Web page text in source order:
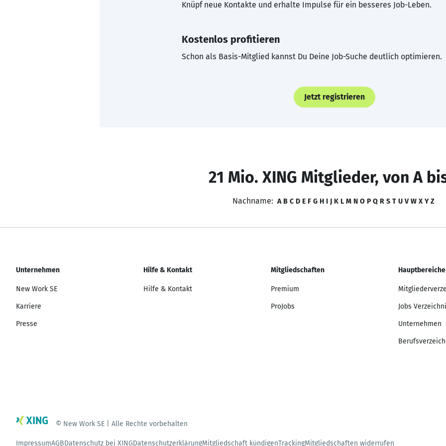
Knüpf neue Kontakte und erhalte Impulse für ein besseres Job-Leben.
Kostenlos profitieren
Schon als Basis-Mitglied kannst Du Deine Job-Suche deutlich optimieren.
Jetzt registrieren
21 Mio. XING Mitglieder, von A
Nachname: A B C D E F G H I J K L M N O P Q R S T U V W X Y Z
Unternehmen
New Work SE
Karriere
Presse
Hilfe & Kontakt
Hilfe & Kontakt
Mitgliedschaften
Premium
ProJobs
Hauptbereiche
Jobs
Unternehmen
© New Work SE | Alle Rechte vorbehalten
ImpressumAGBDatenschutz bei XINGDatenschutzerklärungMitgliedschaft kündigenTrackingMitgliedschaften widerrufen